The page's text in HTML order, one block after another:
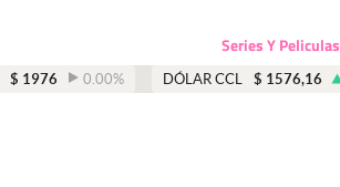
Series Y Peliculas
$ 1976 0.00% DÓLAR CCL $ 1576,16